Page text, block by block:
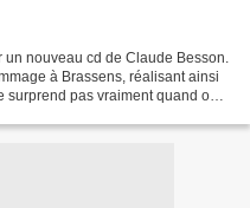
nouveau cd de Claude Besson.
à Brassens, réalisant ainsi
pas vraiment quand on